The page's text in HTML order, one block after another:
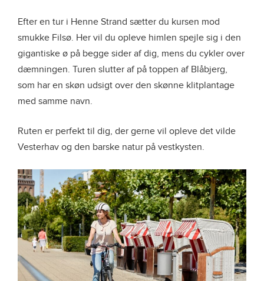
Efter en tur i Henne Strand sætter du kursen mod
smukke Filsø. Her vil du opleve himlen spejle sig i den
gigantiske ø på begge sider af dig, mens du cykler over
dæmningen. Turen slutter af på toppen af Blåbjerg,
som har en skøn udsigt over den skønne klitplantage
med samme navn.
Ruten er perfekt til dig, der gerne vil opleve det vilde
Vesterhav og den barske natur på vestkysten.